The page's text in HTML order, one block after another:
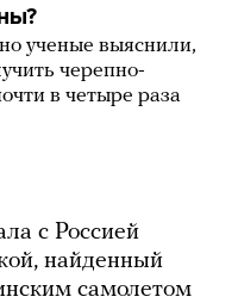
ученые выяснили,
черепно-
в четыре раза
с Россией
найденный
самолетом